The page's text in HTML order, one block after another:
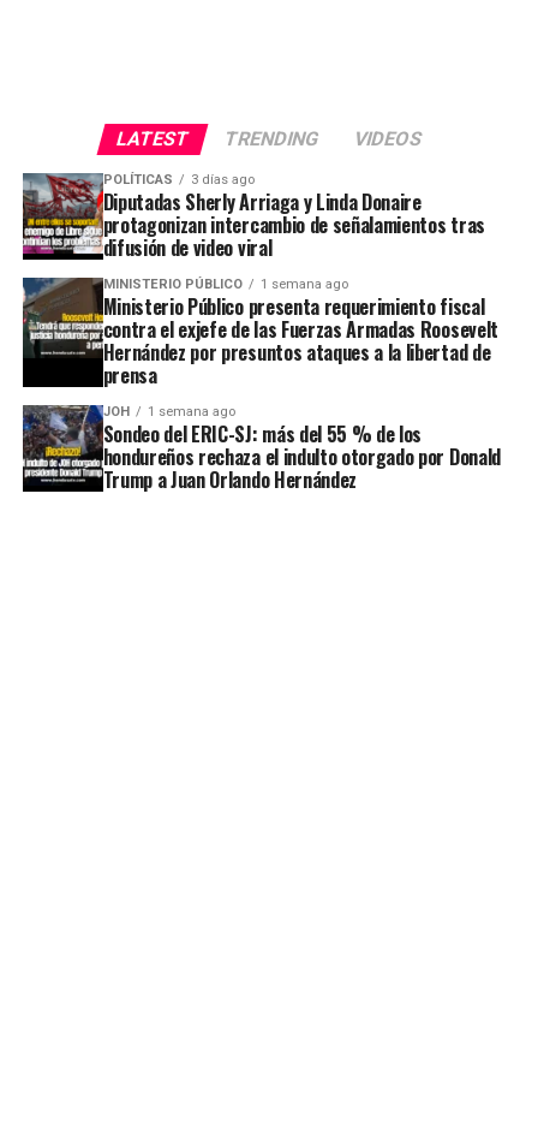
LATEST TRENDING VIDEOS
POLÍTICAS 3 días ago
Diputadas Sherly Arriaga y Linda Donaire
protagonizan intercambio de señalamientos tras
difusión de video viral
MINISTERIO PÚBLICO 1 semana ago
Ministerio Público presenta requerimiento fiscal
contra el exjefe de las Fuerzas Armadas Roosevelt
Hernández por presuntos ataques a la libertad de
prensa
JOH 1 semana ago
Sondeo del ERIC-SJ: más del 55 % de los
hondureños rechaza el indulto otorgado por Donald
Trump a Juan Orlando Hernández